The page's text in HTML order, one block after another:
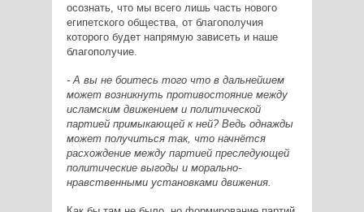
осознать, что мы всего лишь часть нового
египетского общества, от благополучия
которого будет напрямую зависеть и наше
благополучие.
- А вы не боитесь того что в дальнейшем
может возникнуть противостояние между
исламским движением и политической
партией примыкающей к ней? Ведь однажды
может получиться так, что начнётся
расхождение между партией преследующей
политические выгоды и морально-
нравственными установками движения.